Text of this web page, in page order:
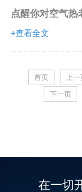
点醒你对空气热
+查看全文
首页 上
下一页
在一切